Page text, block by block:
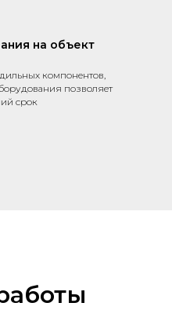
на объект
компонентов,
позволяет
срок